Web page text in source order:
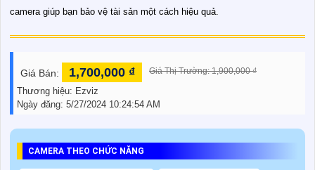
camera giúp bạn bảo vệ tài sản một cách hiệu quả.
Giá Bán: 1,700,000 ₫ Giá Thị Trường: 1,900,000 ₫
Thương hiệu: Ezviz
Ngày đăng: 5/27/2024 10:24:54 AM
CAMERA THEO CHỨC NĂNG